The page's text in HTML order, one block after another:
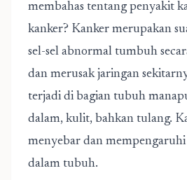
membahas tentang penyakit
kanker? Kanker merupakan
sel-sel abnormal tumbuh
dan merusak jaringan
terjadi di bagian tubuh
dalam, kulit, bahkan tulang.
menyebar dan
dalam tubuh.